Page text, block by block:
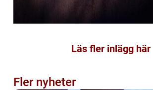
Läs fler inlägg här
Fler nyheter